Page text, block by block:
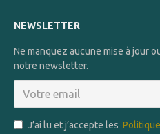
NEWSLETTER
Ne manquez aucune mise à jour
notre newsletter.
J’ai lu et j’accepte les